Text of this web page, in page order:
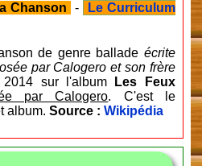
Chanson -
Le Curriculum
de genre ballade écrite
par Calogero et son frère
sur l'album
Les Feux
par Calogero. C'est le
album. Source : Wikipédia